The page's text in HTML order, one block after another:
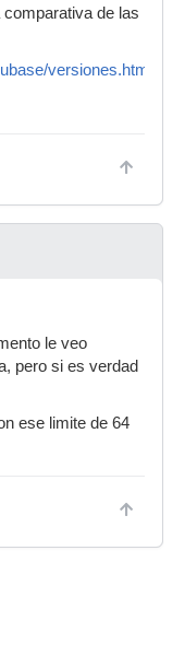
comparativa de las
versiones.html
le veo
pero si es verdad
ese limite de 64